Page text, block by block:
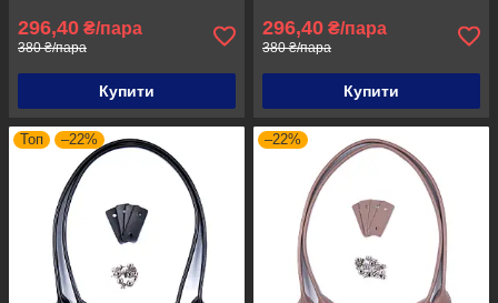
296,40 ₴/пара
380 ₴/пара
Купити
296,40 ₴/пара
380 ₴/пара
Купити
Топ –22% –22%